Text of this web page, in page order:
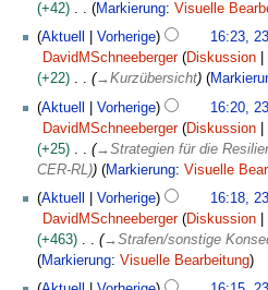
+42
K
e
n
e
B
e
a
r
e
i
Markierung: Visuelle
Aktuell Vorherige
16:23,
DavidMSchneeberger
Diskussion
+22
→Kurzübersicht
Aktuell
Vorherige
16:20,
DavidMSchneeberger
Diskussion
+25
→Strategien für die
CER-RL)
Markierung: Visuelle
Aktuell
Vorherige
16:18,
DavidMSchneeberger
Diskussion
+463
→Strafen/sonstige
Markierung: Visuelle Bearbeitung